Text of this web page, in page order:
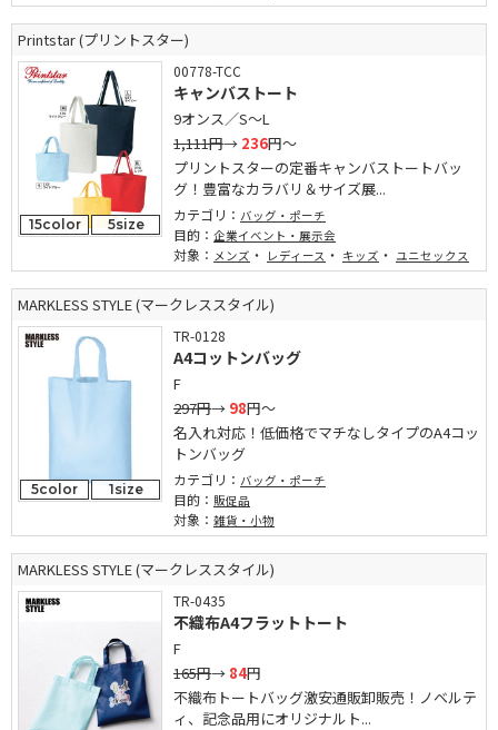
Printstar (プリントスター)
15color 5size
00778-TCC
キャンバストート
9オンス／S～L
1,111円→ 236円～
プリントスターの定番キャンバストートバッ
グ！豊富なカラバリ＆サイズ展...
カテゴリ： バッグ・ポーチ
目的： 企業イベント・展示会
対象： メンズ ・ レディース ・ キッズ ・ ユニセックス
MARKLESS STYLE (マークレススタイル)
5color 1size
TR-0128
A4コットンバッグ
F
297円→ 98円～
名入れ対応！低価格でマチなしタイプのA4コッ
トンバッグ
カテゴリ： バッグ・ポーチ
目的： 販促品
対象： 雑貨・小物
MARKLESS STYLE (マークレススタイル)
TR-0435
不織布A4フラットトート
F
165円→ 84円
不織布トートバッグ激安通販卸販売！ノベルテ
ィ、記念品用にオリジナルト...